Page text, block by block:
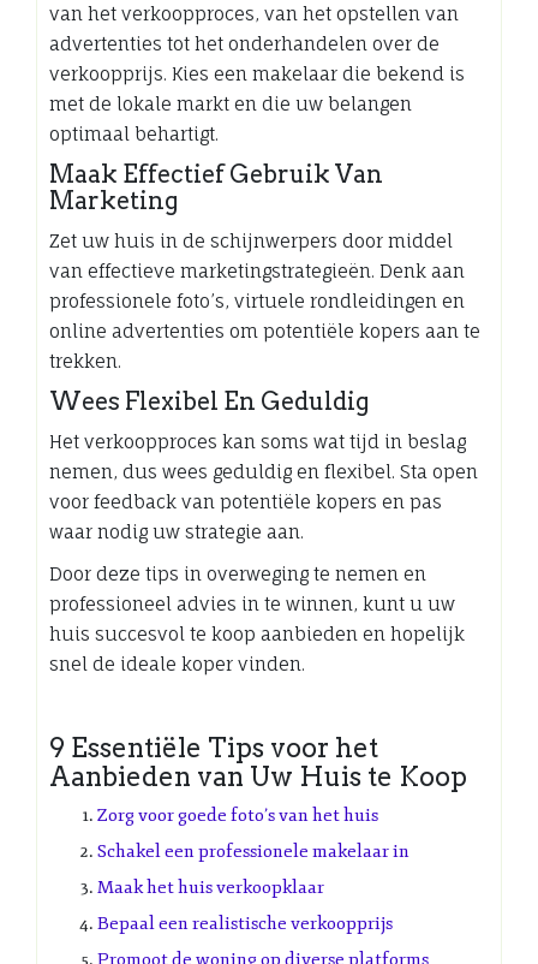
van het verkoopproces, van het opstellen van
advertenties tot het onderhandelen over de
verkoopprijs. Kies een makelaar die bekend is
met de lokale markt en die uw belangen
optimaal behartigt.
Maak Effectief Gebruik Van
Marketing
Zet uw huis in de schijnwerpers door middel
van effectieve marketingstrategieën. Denk aan
professionele foto’s, virtuele rondleidingen en
online advertenties om potentiële kopers aan te
trekken.
Wees Flexibel En Geduldig
Het verkoopproces kan soms wat tijd in beslag
nemen, dus wees geduldig en flexibel. Sta open
voor feedback van potentiële kopers en pas
waar nodig uw strategie aan.
Door deze tips in overweging te nemen en
professioneel advies in te winnen, kunt u uw
huis succesvol te koop aanbieden en hopelijk
snel de ideale koper vinden.
9 Essentiële Tips voor het
Aanbieden van Uw Huis te Koop
Zorg voor goede foto’s van het huis
Schakel een professionele makelaar in
Maak het huis verkoopklaar
Bepaal een realistische verkoopprijs
Promoot de woning op diverse platforms